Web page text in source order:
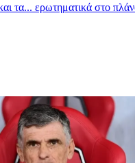
τα... ερωτηματικά στο